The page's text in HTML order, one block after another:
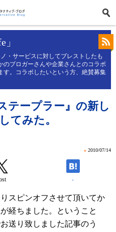
・サービスに対してブレストしたも
のブロガーさんや企業さんとのコラボ
す。コラボしたいという方、絶賛募集
テープラー』の新し
てみた。
» 2010/07/14
-
スピンオフさせて頂いてか
経ちました。ということ
送り致しました記事のう